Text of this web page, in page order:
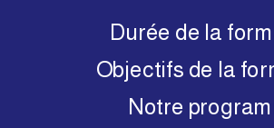
Durée de la
Objectifs de la
Notre